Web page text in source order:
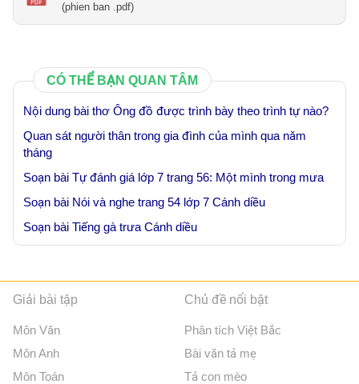
(phien ban .pdf)
CÓ THỂ BẠN QUAN TÂM
Nội dung bài thơ Ông đồ được trình bày theo trình tự nào?
Quan sát người thân trong gia đình của mình qua năm
tháng
Soạn bài Tự đánh giá lớp 7 trang 56: Một mình trong mưa
Soạn bài Nói và nghe trang 54 lớp 7 Cánh diều
Soạn bài Tiếng gà trưa Cánh diều
Giải bài tập
Môn Văn
Môn Anh
Môn Toán
Chủ đề nổi bật
Phân tích Việt Bắc
Bài văn tả mẹ
Tả con mèo